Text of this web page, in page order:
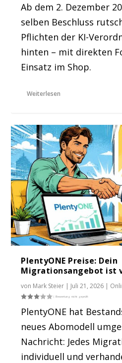
Ab dem 2. Dezember
selben Beschluss
Pflichten der KI-
hinten – mit direkten
Einsatz im Shop.
Weiterlesen
PlentyONE Preise: Dein
Migrationsangebot ist
von Mark Steier | Juli 21, 2026 |
PlentyONE hat
neues Abomodell
Nachricht: Jedes
individuell und